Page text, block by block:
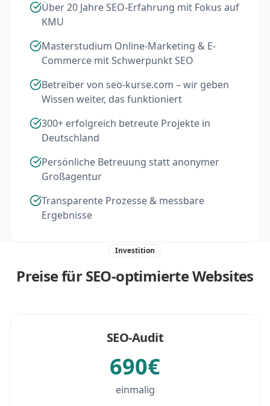
Über 20 Jahre SEO-Erfahrung mit Fokus auf
KMU
Masterstudium Online-Marketing & E-
Commerce mit Schwerpunkt SEO
Betreiber von seo-kurse.com – wir geben
Wissen weiter, das funktioniert
300+ erfolgreich betreute Projekte in
Deutschland
Persönliche Betreuung statt anonymer
Großagentur
Transparente Prozesse & messbare
Ergebnisse
Investition
Preise für SEO-optimierte Websites
SEO-Audit
690€
einmalig